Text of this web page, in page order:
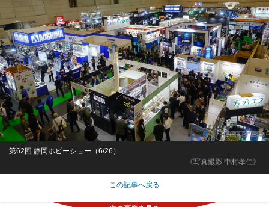
《写真撮影 中村孝仁》
第62回 静岡ホビーショー（6/26）
この記事へ戻る